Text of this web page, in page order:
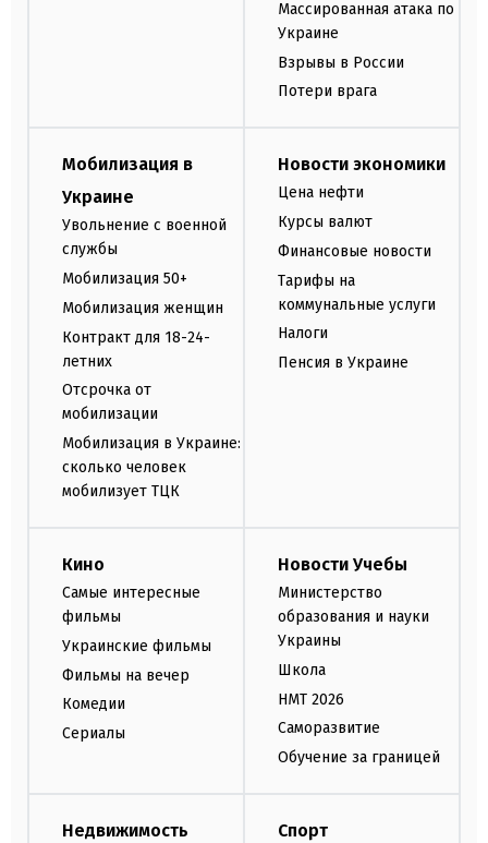
Массированная атака по
Украине
Взрывы в России
Потери врага
Мобилизация в
Украине
Увольнение с военной
службы
Мобилизация 50+
Мобилизация женщин
Контракт для 18-24-
летних
Отсрочка от
мобилизации
Мобилизация в Украине:
сколько человек
мобилизует ТЦК
Новости экономики
Цена нефти
Курсы валют
Финансовые новости
Тарифы на
коммунальные услуги
Налоги
Пенсия в Украине
Кино
Самые интересные
фильмы
Украинские фильмы
Фильмы на вечер
Комедии
Сериалы
Новости Учебы
Министерство
образования и науки
Украины
Школа
НМТ 2026
Саморазвитие
Обучение за границей
Недвижимость Спорт